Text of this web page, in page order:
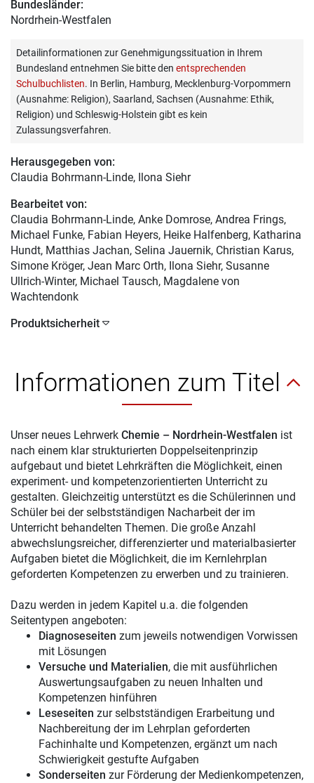
Bundesländer:
Nordrhein-Westfalen
Detailinformationen zur Genehmigungssituation in Ihrem
Bundesland entnehmen Sie bitte den entsprechenden
Schulbuchlisten. In Berlin, Hamburg, Mecklenburg-Vorpommern
(Ausnahme: Religion), Saarland, Sachsen (Ausnahme: Ethik,
Religion) und Schleswig-Holstein gibt es kein
Zulassungsverfahren.
Herausgegeben von:
Claudia Bohrmann-Linde, Ilona Siehr
Bearbeitet von:
Claudia Bohrmann-Linde, Anke Domrose, Andrea Frings,
Michael Funke, Fabian Heyers, Heike Halfenberg, Katharina
Hundt, Matthias Jachan, Selina Jauernik, Christian Karus,
Simone Kröger, Jean Marc Orth, Ilona Siehr, Susanne
Ullrich-Winter, Michael Tausch, Magdalene von
Wachtendonk
Produktsicherheit
Informationen zum Titel
Unser neues Lehrwerk Chemie – Nordrhein-Westfalen ist
nach einem klar strukturierten Doppelseitenprinzip
aufgebaut und bietet Lehrkräften die Möglichkeit, einen
experiment- und kompetenzorientierten Unterricht zu
gestalten. Gleichzeitig unterstützt es die Schülerinnen und
Schüler bei der selbstständigen Nacharbeit der im
Unterricht behandelten Themen. Die große Anzahl
abwechslungsreicher, differenzierter und materialbasierter
Aufgaben bietet die Möglichkeit, die im Kernlehrplan
geforderten Kompetenzen zu erwerben und zu trainieren.
Dazu werden in jedem Kapitel u.a. die folgenden
Seitentypen angeboten:
Diagnoseseiten zum jeweils notwendigen Vorwissen
mit Lösungen
Versuche und Materialien, die mit ausführlichen
Auswertungsaufgaben zu neuen Inhalten und
Kompetenzen hinführen
Leseseiten zur selbstständigen Erarbeitung und
Nachbereitung der im Lehrplan geforderten
Fachinhalte und Kompetenzen, ergänzt um nach
Schwierigkeit gestufte Aufgaben
Sonderseiten zur Förderung der Medienkompetenzen,